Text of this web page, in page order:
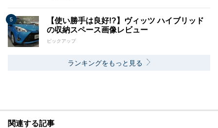
【使い勝手は良好!?】ヴィッツ ハイブリッド
の収納スペース画像レビュー
ピックアップ
ランキングをもっと見る
関連する記事